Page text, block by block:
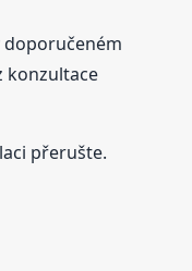
doporučeném
konzultace
přerušte.